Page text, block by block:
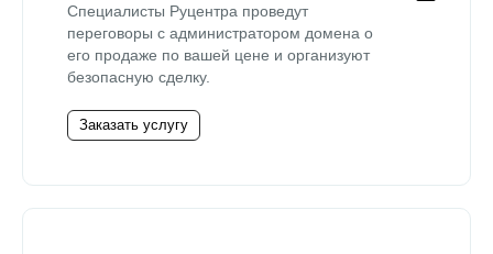
Специалисты Руцентра проведут
переговоры с администратором домена о
его продаже по вашей цене и организуют
безопасную сделку.
Заказать услугу